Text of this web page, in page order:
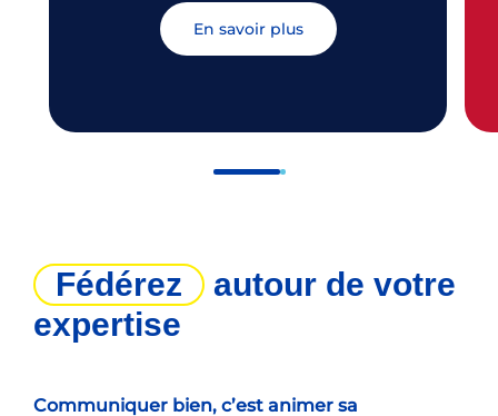
En savoir plus
Fédérez
autour de votre
expertise
Communiquer bien, c’est animer sa